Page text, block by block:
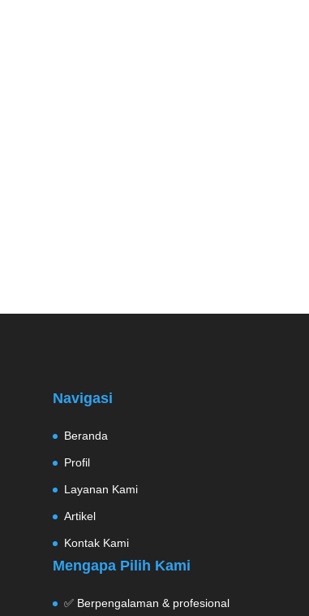
Navigasi
Beranda
Profil
Layanan Kami
Artikel
Kontak Kami
Mengapa Pilih Kami
✅ Berpengalaman & profesional